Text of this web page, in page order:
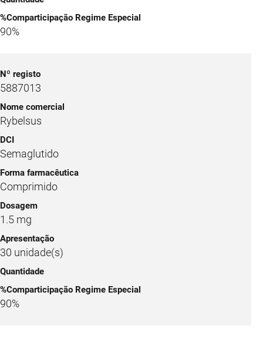
90%
5887013
Rybelsus
Semaglutido
Comprimido
1.5 mg
30 unidade(s)
90%